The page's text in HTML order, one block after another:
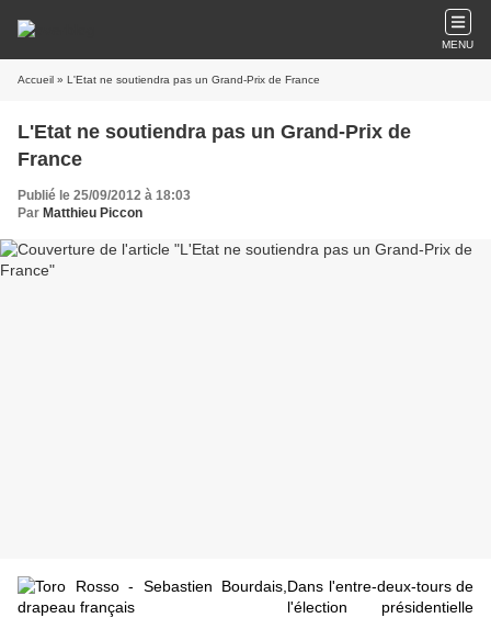
MENU
Accueil » L'Etat ne soutiendra pas un Grand-Prix de France
L'Etat ne soutiendra pas un Grand-Prix de
France
Publié le 25/09/2012 à 18:03
Par Matthieu Piccon
Dans l'entre-deux-tours de
l'élection présidentielle